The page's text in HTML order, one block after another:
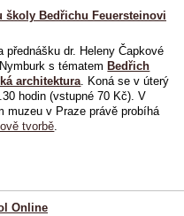
školy Bedřichu Feuersteinovi
přednášku dr. Heleny Čapkové
s tématem Bedřich
architektura. Koná se v úterý
hodin (vstupné 70 Kč). V
muzeu v Praze právě probíhá
tvorbě.
Online